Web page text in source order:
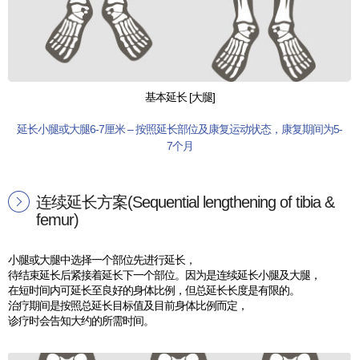
基本延长 [大腿]
延长小腿或大腿6-7厘米 – 按照延长部位及康复运动状态，康复期间为5-
7个月
连续延长方案(Sequential lengthening of tibia &
femur)
小腿或大腿中选择一个部位先进行延长，
待结束延长后紧接着延长下一个部位。因为是连续延长小腿及大腿，
在短时间内可延长至良好的身体比例，但总延长长度是有限的。
治疗期间是按照总延长目标值及目前身体比例而定，
诊疗时会告知大约的所需时间。